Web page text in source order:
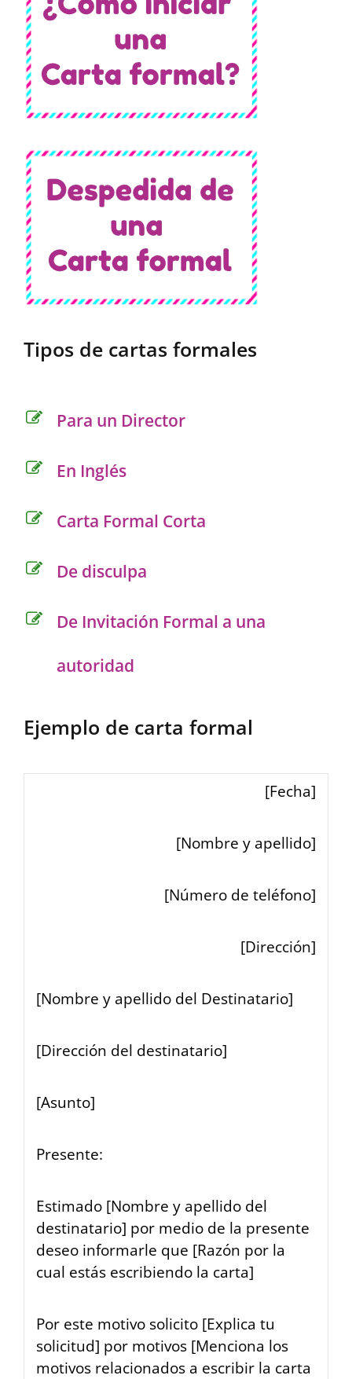
Tipos de cartas formales
Para un Director
En Inglés
Carta Formal Corta
De disculpa
De Invitación Formal a una
autoridad
Ejemplo de carta formal
[Fecha]
[Nombre y apellido]
[Número de teléfono]
[Dirección]
[Nombre y apellido del Destinatario]
[Dirección del destinatario]
[Asunto]
Presente:
Estimado [Nombre y apellido del
destinatario] por medio de la presente
deseo informarle que [Razón por la
cual estás escribiendo la carta]
Por este motivo solicito [Explica tu
solicitud] por motivos [Menciona los
motivos relacionados a escribir la carta